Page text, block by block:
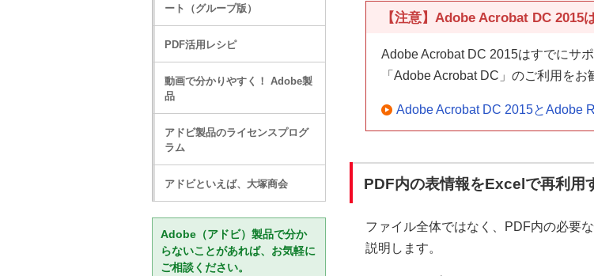
【注意】Adobe Acrobat DC 2015
Adobe Acrobat DC 2015はすでにサ
「Adobe Acrobat DC」のご利用をお
Adobe Acrobat DC 2015とAdobe
PDF内の表情報をExcelで再利用
ファイル全体ではなく、PDF内の必要
説明します。
ート（グループ版）
PDF活用レシピ
動画で分かりやすく！ Adobe製
品
アドビ製品のライセンスプログ
ラム
アドビといえば、大塚商会
Adobe（アドビ）製品で分か
らないことがあれば、お気軽に
ご相談ください。